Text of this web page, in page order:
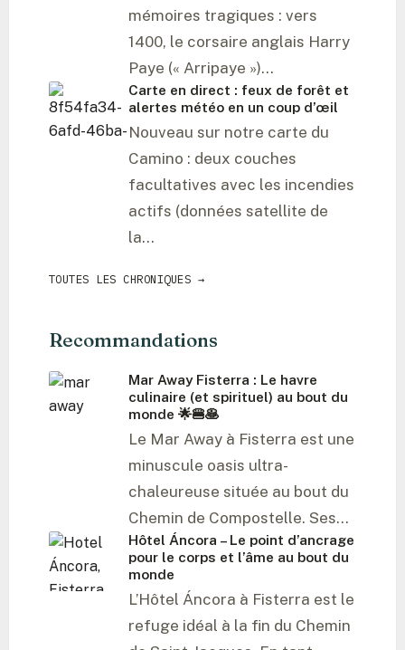
Bizkarreta-Gerendiain – Le fier héritage des
sentiers de bergers navarrais
Boadilla del Camino – La promesse de pierre
de liberté et d’eau
le chemin de Saint-Jacques
Burgos – La couronne de pierre de la Castille
de Roland
Burlada – L’antichambre de pierre de la fierté
Buxán – La sentinelle de pierre dans le dos du
Cacabelos – Le cœur palpitant du Bierzo sur
les rives du Cúa
Calvor – L’écho de pierre de l’histoire dans la
vallée de la promesse
Calzada del Coto – La porte de pierre vers le
mémoires tragiques : vers
1400, le corsaire anglais Harry
Paye (« Arripaye »)…
Carte en direct : feux de forêt et
alertes météo en un coup d’œil
Nouveau sur notre carte du
Camino : deux couches
facultatives avec les incendies
actifs (données satellite de
la…
TOUTES LES CHRONIQUES →
Recommandations
Mar Away Fisterra : Le havre
culinaire (et spirituel) au bout du
monde 🌟🍔🥞
Le Mar Away à Fisterra est une
minuscule oasis ultra-
chaleureuse située au bout du
Chemin de Compostelle. Ses…
Hôtel Áncora – Le point d’ancrage
pour le corps et l’âme au bout du
monde
L’Hôtel Áncora à Fisterra est le
refuge idéal à la fin du Chemin